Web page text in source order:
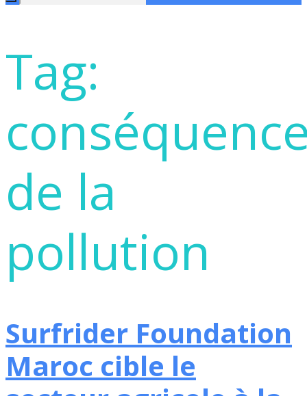
Tag:
de la
pollution
Surfrider Foundation
Maroc cible le